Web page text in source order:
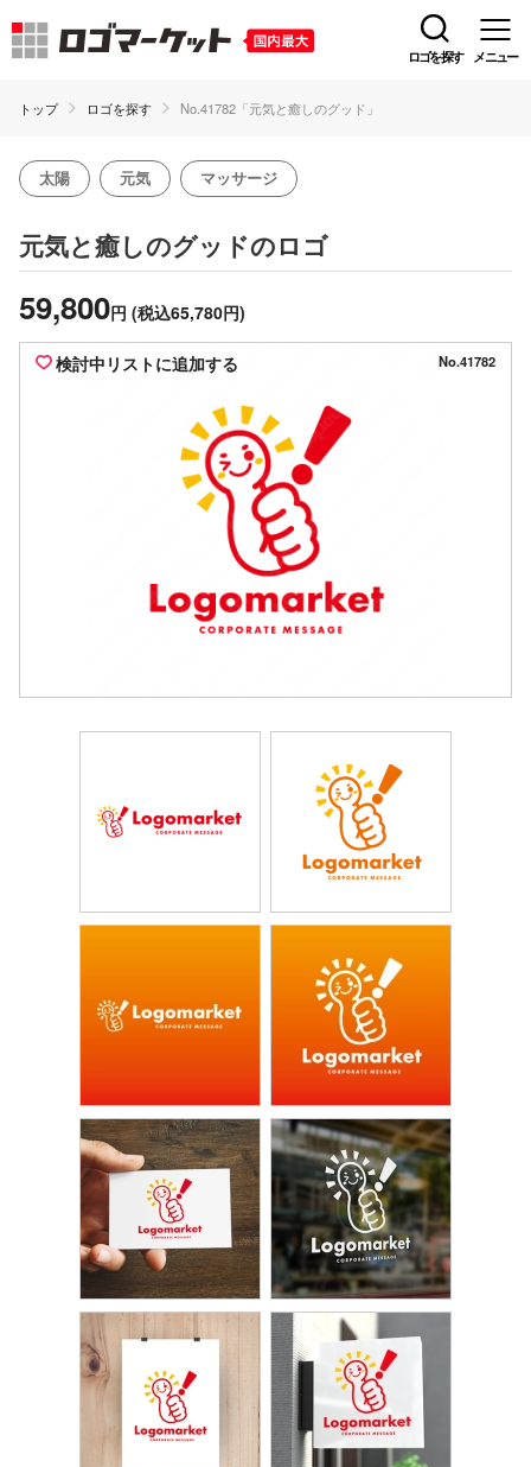
ロゴを探す メニュー
トップ ロゴを探す No.41782「元気と癒しのグッド」
太陽 元気 マッサージ
元気と癒しのグッドのロゴ
59,800円 (税込65,780円)
検討中リストに追加する No.41782